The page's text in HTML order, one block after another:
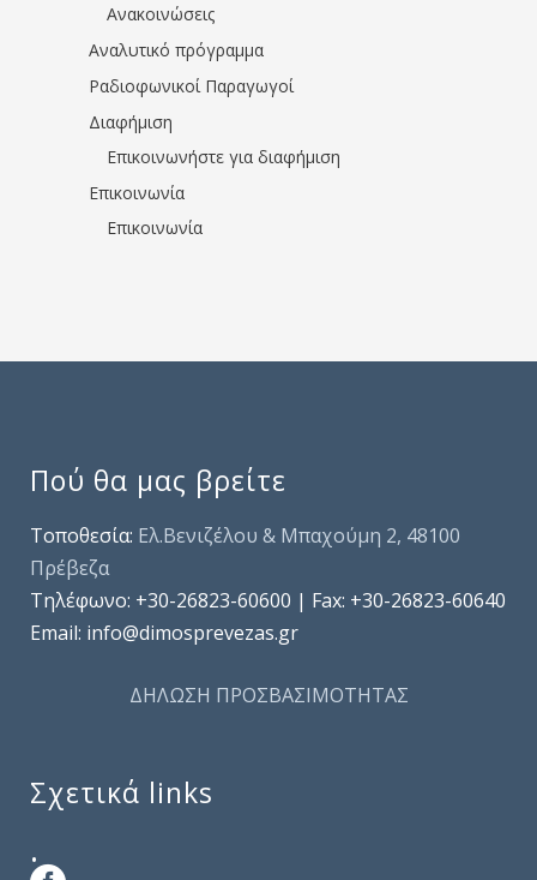
Ανακοινώσεις
Αναλυτικό πρόγραμμα
Ραδιοφωνικοί Παραγωγοί
Διαφήμιση
Επικοινωνήστε για διαφήμιση
Επικοινωνία
Επικοινωνία
Πού θα μας βρείτε
Τοποθεσία: Ελ.Βενιζέλου & Μπαχούμη 2, 48100
Πρέβεζα
Τηλέφωνo: +30-26823-60600 | Fax: +30-26823-60640
Email: info@dimosprevezas.gr
ΔΗΛΩΣΗ ΠΡΟΣΒΑΣΙΜΟΤΗΤΑΣ
Σχετικά links
.